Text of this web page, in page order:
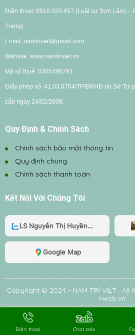
Điện thoại: 0918.020.457 (Luật sư Sơn Lâm) -
Trang)
Email: namtriviet@gmail.com
Website: www.namtriviet.vn
Mã số thuế: 0305496791
Giấy phép số: 41.03.0704/TP/ĐKHĐ do Sở Tư
cấp ngày 24/02/2008.
Quy Định & Chính Sách
Chính sách bảo mật thông tin
Quy định chung
Chính sách thanh toán
Kết Nối Với Chúng Tôi
LS Nguyễn Thị Huyền
Google Map
Copyright © 2024 - NAM TRÍ VIỆT . All
i-web.vn
Điện thoại Chat zalo